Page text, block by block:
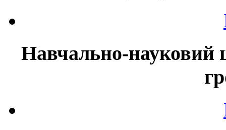
Навчально-науковий